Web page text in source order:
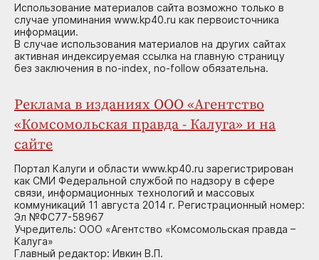
Использование материалов сайта возможно только в
случае упоминания www.kp40.ru как первоисточника
информации.
В случае использования материалов на других сайтах
активная индексируемая ссылка на главную страницу
без заключения в no-index, no-follow обязательна.
Реклама в изданиях ООО «Агентство
«Комсомольская правда - Калуга» и на
сайте
Портал Калуги и области www.kp40.ru зарегистрирован
как СМИ Федеральной службой по надзору в сфере
связи, информационных технологий и массовых
коммуникаций 11 августа 2014 г. Регистрационный номер:
Эл №ФС77-58967
Учредитель: ООО «Агентство «Комсомольская правда –
Калуга»
Главный редактор: Ивкин В.П.